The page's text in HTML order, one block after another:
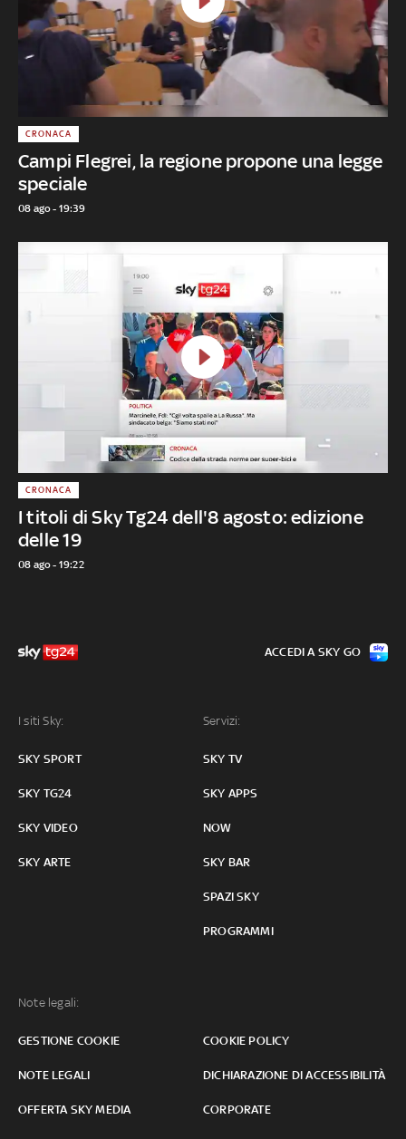
Campi Flegrei, la regione propone una legge
speciale
CRONACA
08 ago - 19:39
I titoli di Sky Tg24 dell'8 agosto: edizione
delle 19
CRONACA
08 ago - 19:22
I siti Sky:
SKY SPORT
SKY TG24
SKY VIDEO
SKY ARTE
Servizi:
SKY TV
SKY APPS
NOW
SKY BAR
SPAZI SKY
PROGRAMMI
Note legali:
GESTIONE COOKIE COOKIE POLICY
NOTE LEGALI DICHIARAZIONE DI ACCESSIBILITÀ
OFFERTA SKY MEDIA CORPORATE
ACCEDI A SKY GO